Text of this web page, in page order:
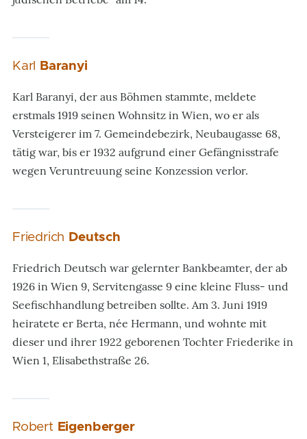
Karl Baranyi
Karl Baranyi, der aus Böhmen stammte, meldete
erstmals 1919 seinen Wohnsitz in Wien, wo er als
Versteigerer im 7. Gemeindebezirk, Neubaugasse 68,
tätig war, bis er 1932 aufgrund einer Gefängnisstrafe
wegen Veruntreuung seine Konzession verlor.
Friedrich Deutsch
Friedrich Deutsch war gelernter Bankbeamter, der ab
1926 in Wien 9, Servitengasse 9 eine kleine Fluss- und
Seefischhandlung betreiben sollte. Am 3. Juni 1919
heiratete er Berta, née Hermann, und wohnte mit
dieser und ihrer 1922 geborenen Tochter Friederike in
Wien 1, Elisabethstraße 26.
Robert Eigenberger